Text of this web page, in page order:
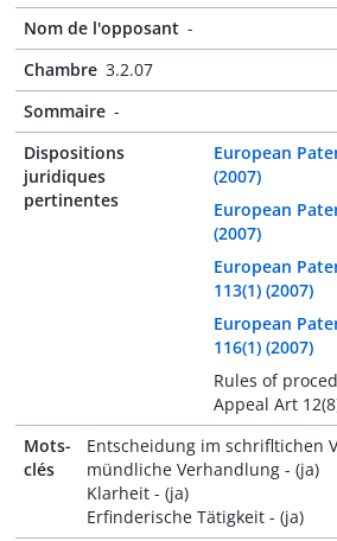
Nom de l'opposant -
Chambre 3.2.07
Sommaire -
Dispositions
juridiques
pertinentes
European
(2007)
European
(2007)
European
113(1) (2007)
European
116(1) (2007)
Rules of
Appeal Art
Mots-
clés
Entscheidung im schrifltichen
mündliche Verhandlung - (ja)
Klarheit - (ja)
Erfinderische Tätigkeit - (ja)